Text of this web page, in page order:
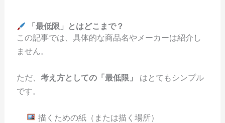
「最低限」とはどこまで？
この記事では、具体的な商品名やメーカーは紹介し
ません。
ただ、 考え方としての「最低限」
はとてもシンプル
です。
描くための紙（または描く場所）